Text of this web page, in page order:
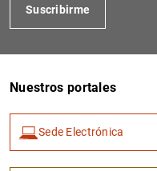
Suscribirme
Nuestros portales
Sede Electrónica